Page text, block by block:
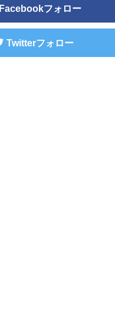
Facebookフォロー
Twitterフォロー